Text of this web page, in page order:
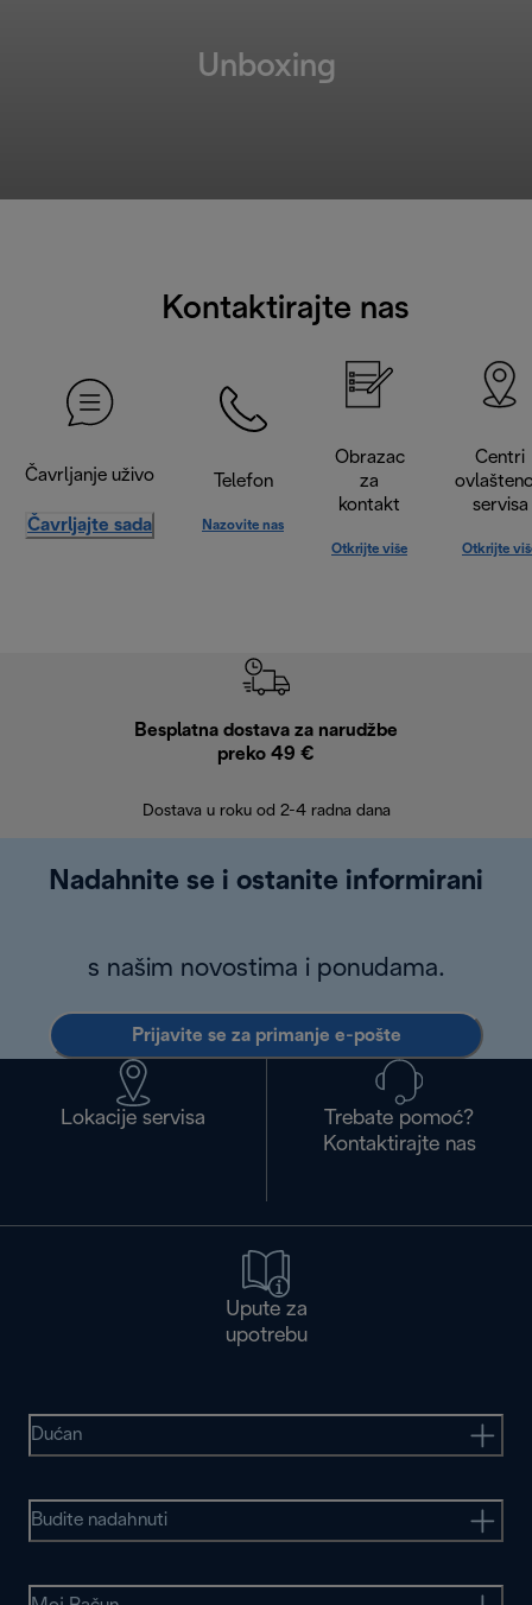
Unboxing
Kontaktirajte nas
Čavrljanje uživo
Čavrljajte sada
Telefon
Nazovite nas
Obrazac
za
kontakt
Otkrijte više
Centri
servisa
Otkrijte
Besplatna dostava za narudžbe
preko 49 €
Dostava u roku od 2-4 radna dana
Nadahnite se i ostanite informirani
s našim novostima i ponudama.
Prijavite se za primanje e-pošte
Lokacije servisa
Trebate pomoć?
Kontaktirajte nas
Upute za
upotrebu
Dućan
Budite nadahnuti